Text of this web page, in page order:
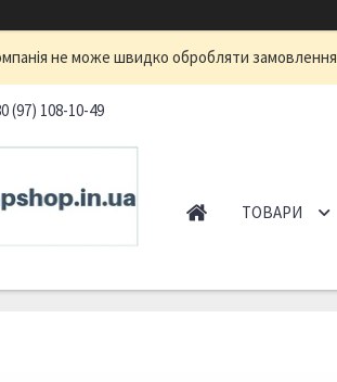
не може швидко обробляти
(97) 108-10-49
ТОВАРИ